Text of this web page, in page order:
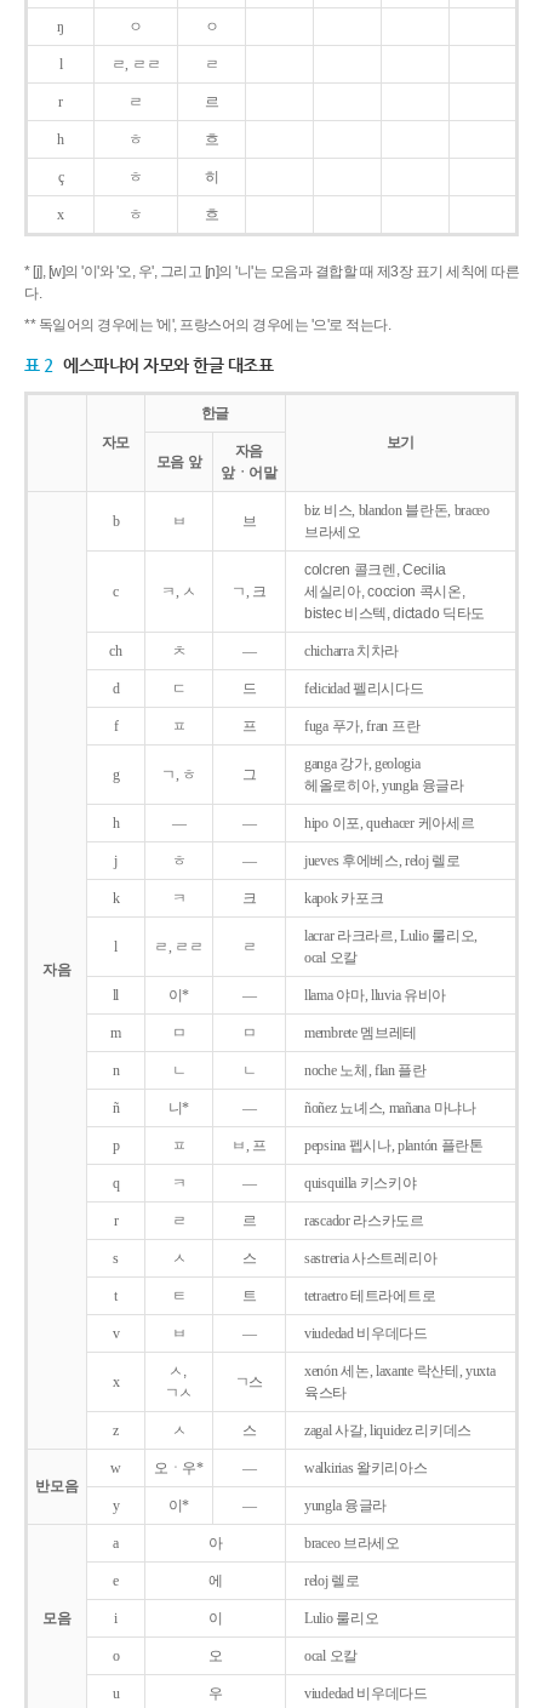
ŋ ㅇ ㅇ
l ㄹ, ㄹㄹ ㄹ
r ㄹ 르
h ㅎ 흐
ç ㅎ 히
x ㅎ 흐
* [j], [w]의 '이'와 '오, 우', 그리고 [ɲ]의 '니'는 모음과 결합할 때 제3장 표기 세칙에 따른
다.
** 독일어의 경우에는 '에', 프랑스어의 경우에는 '으'로 적는다.
표 2 에스파냐어 자모와 한글 대조표
자모
한글
보기
모음 앞
자음
앞ㆍ어말
자음
b ㅂ 브
biz 비스, blandon 블란돈, braceo
브라세오
c ㅋ, ㅅ ㄱ, 크
colcren 콜크렌, Cecilia
세실리아, coccion 콕시온,
bistec 비스텍, dictado 딕타도
ch ㅊ ― chicharra 치차라
d ㄷ 드 felicidad 펠리시다드
f ㅍ 프 fuga 푸가, fran 프란
g ㄱ, ㅎ 그
ganga 강가, geologia
헤올로히아, yungla 융글라
h ― ― hipo 이포, quehacer 케아세르
j ㅎ ― jueves 후에베스, reloj 렐로
k ㅋ 크 kapok 카포크
l ㄹ, ㄹㄹ ㄹ
lacrar 라크라르, Lulio 룰리오,
ocal 오칼
ll 이* ― llama 야마, lluvia 유비아
m ㅁ ㅁ membrete 멤브레테
n ㄴ ㄴ noche 노체, flan 플란
ñ 니* ― ñoñez 뇨녜스, mañana 마냐나
p ㅍ ㅂ, 프 pepsina 펩시나, plantón 플란톤
q ㅋ ― quisquilla 키스키야
r ㄹ 르 rascador 라스카도르
s ㅅ 스 sastreria 사스트레리아
t ㅌ 트 tetraetro 테트라에트로
v ㅂ ― viudedad 비우데다드
x
ㅅ,
ㄱㅅ
ㄱ스
xenón 세논, laxante 락산테, yuxta
육스타
z ㅅ 스 zagal 사갈, liquidez 리키데스
반모음
w 오ㆍ우* ― walkirias 왈키리아스
y 이* ― yungla 융글라
모음
a 아 braceo 브라세오
e 에 reloj 렐로
i 이 Lulio 룰리오
o 오 ocal 오칼
u 우 viudedad 비우데다드